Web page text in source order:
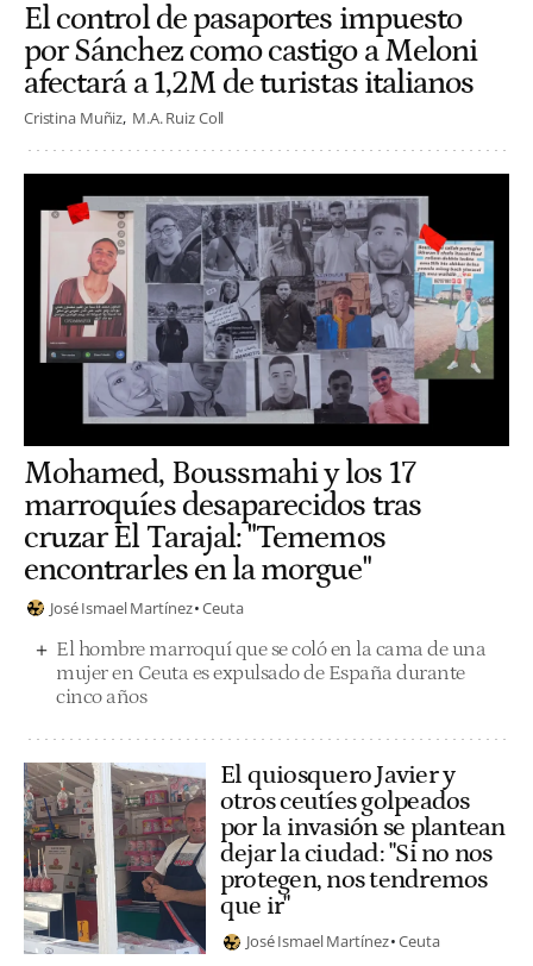
El control de pasaportes impuesto
por Sánchez como castigo a Meloni
afectará a 1,2M de turistas italianos
Cristina Muñiz M.A. Ruiz Coll
Mohamed, Boussmahi y los 17
marroquíes desaparecidos tras
cruzar El Tarajal: "Tememos
encontrarles en la morgue"
José Ismael Martínez Ceuta
El hombre marroquí que se coló en la cama de una
mujer en Ceuta es expulsado de España durante
cinco años
El quiosquero Javier y
otros ceutíes golpeados
por la invasión se plantean
dejar la ciudad: "Si no nos
protegen, nos tendremos
que ir"
José Ismael Martínez Ceuta